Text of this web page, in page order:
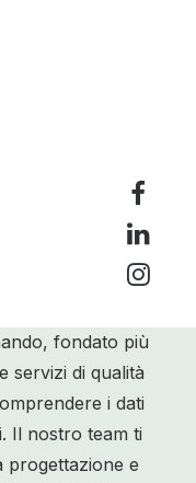
fondato più
servizi di qualità
i dati
Il nostro team ti
progettazione e